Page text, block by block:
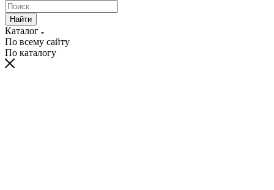
Найти
Каталог
По всему сайту
По каталогу